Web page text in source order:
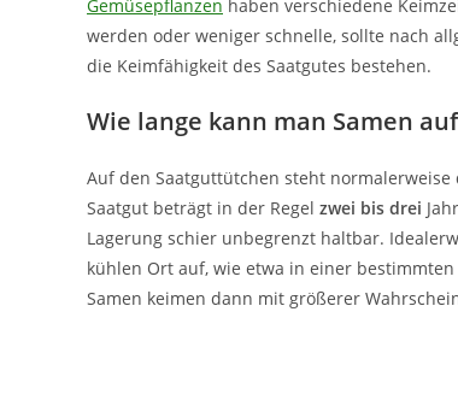
Gemüsepflanzen haben verschiedene
werden oder weniger schnelle, sollte nach
die Keimfähigkeit des Saatgutes bestehen.
Wie lange kann man Samen
Auf den Saatguttütchen steht normalerweise
Saatgut beträgt in der Regel zwei bis drei
Lagerung schier unbegrenzt haltbar.
kühlen Ort auf, wie etwa in einer
Samen keimen dann mit größerer